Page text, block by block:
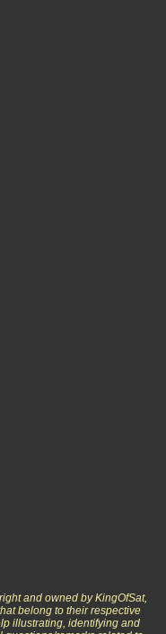
and owned by KingOfSat,
belong to their respective
illustrating, identifying and